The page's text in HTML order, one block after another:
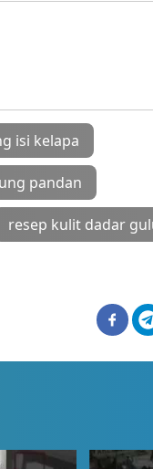
isi kelapa
pandan
resep kulit dadar